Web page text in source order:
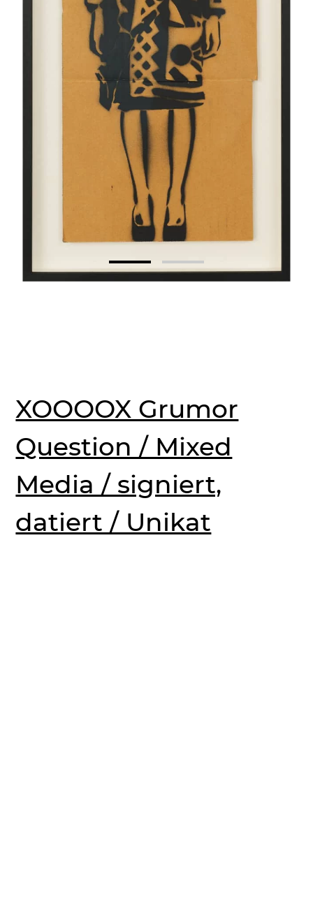
XOOOOX Grumor
Question / Mixed
Media / signiert,
datiert / Unikat